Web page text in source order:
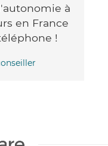
à
en France
!